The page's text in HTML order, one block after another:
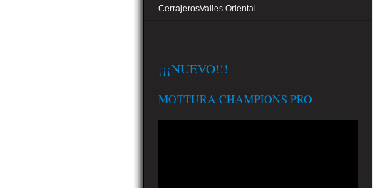
CerrajerosValles Oriental
¡¡¡NUEVO!!!
MOTTURA CHAMPIONS PRO